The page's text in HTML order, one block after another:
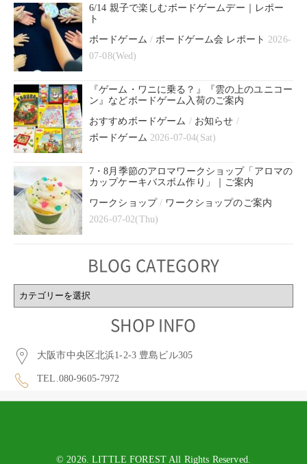
6/14 親子で楽しむボードゲームデー｜レポー
ト
ボードゲーム /ボードゲーム会 レポート 2026-
07-08(Wed)
『ゲーム・ワニに乗る？』『雲の上のユニコー
ン』などボードゲーム入荷のご案内
おすすめボードゲーム / お知らせ /
ボードゲーム 2026-07-04(Sat)
7・8月季節のアロマワークショップ「アロマの
カップケーキバスボム作り」｜ご案内
ワークショップ/ ワークショップのご案内
2026-07-02(Thu)
BLOG CATEGORY
BLOG
CATEGORY
SHOP INFO
大阪市中央区北浜1-2-3 豊島ビル305
TEL.080-9605-7972
© 2026. LITTLE FOREST All Rights Reserved.